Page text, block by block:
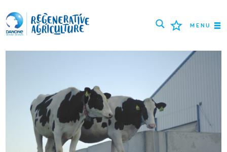
MENU
MEJORES PRÁCTICAS
HERRAMIENTAS
LOGIN